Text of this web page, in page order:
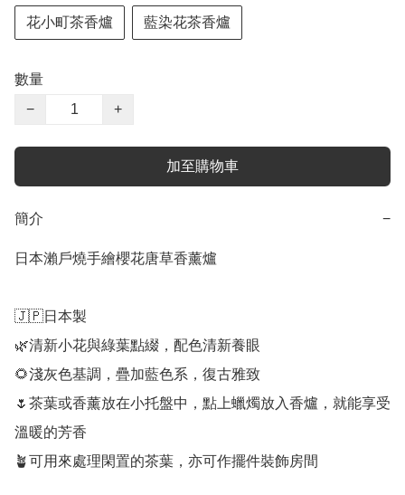
花小町茶香爐 藍染花茶香爐
數量
−
+
加至購物車
簡介 −
日本瀨戶燒手繪櫻花唐草香薰爐
🇯🇵日本製
🌿清新小花與綠葉點綴，配色清新養眼
🌻淺灰色基調，疊加藍色系，復古雅致
🌷茶葉或香薰放在小托盤中，點上蠟燭放入香爐，就能享受
溫暖的芳香
🪴可用來處理閑置的茶葉，亦可作擺件裝飾房間